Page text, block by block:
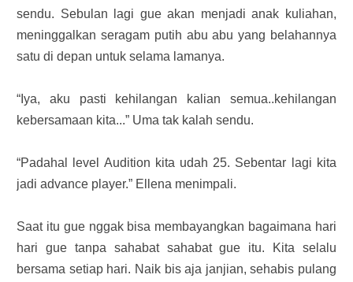
sendu. Sebulan lagi gue akan menjadi anak kuliahan,
meninggalkan seragam putih abu abu yang belahannya
satu di depan untuk selama lamanya.
“Iya, aku pasti kehilangan kalian semua..kehilangan
kebersamaan kita...” Uma tak kalah sendu.
“Padahal level Audition kita udah 25. Sebentar lagi kita
jadi advance player.” Ellena menimpali.
Saat itu gue nggak bisa membayangkan bagaimana hari
hari gue tanpa sahabat sahabat gue itu. Kita selalu
bersama setiap hari. Naik bis aja janjian, sehabis pulang